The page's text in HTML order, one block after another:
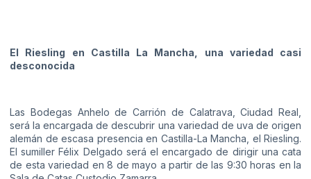
El Riesling en Castilla La Mancha, una variedad casi
desconocida
Las Bodegas Anhelo de Carrión de Calatrava, Ciudad Real,
será la encargada de descubrir una variedad de uva de origen
alemán de escasa presencia en Castilla-La Mancha, el Riesling.
El sumiller Félix Delgado será el encargado de dirigir una cata
de esta variedad en 8 de mayo a partir de las 9:30 horas en la